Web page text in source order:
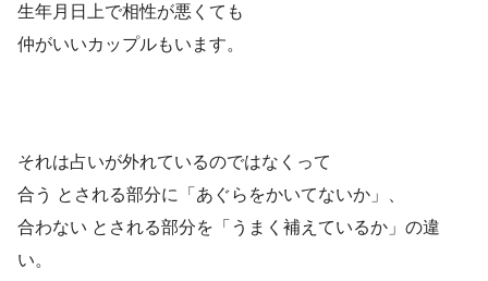
生年月日上で相性が悪くても
仲がいいカップルもいます。
それは占いが外れているのではなくって
合う とされる部分に「あぐらをかいてないか」、
合わない とされる部分を「うまく補えているか」の違
い。